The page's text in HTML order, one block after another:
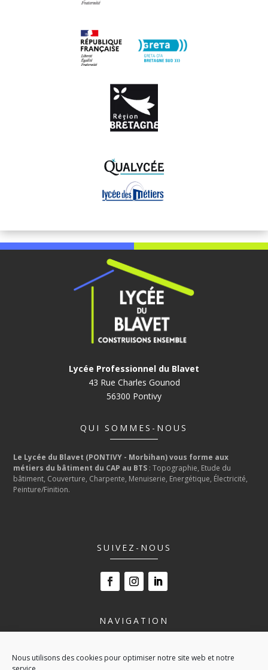
Nous utilisons des cookies pour optimiser notre site web et notre
Lycée Professionnel du Blavet
43 Rue Charles Gounod
56300 Pontivy
QUI SOMMES-NOUS
Le Lycée du Blavet (PONTIVY - Morbihan) vous forme aux
métiers du bâtiment du CAP au BTS : Topographie, Etude du
bâtiment, Couverture, Charpente, Menuiserie, Energétique, Électricité,
Peinture/Finition.
SUIVEZ-NOUS
NAVIGATION
NOS FORMATIONS